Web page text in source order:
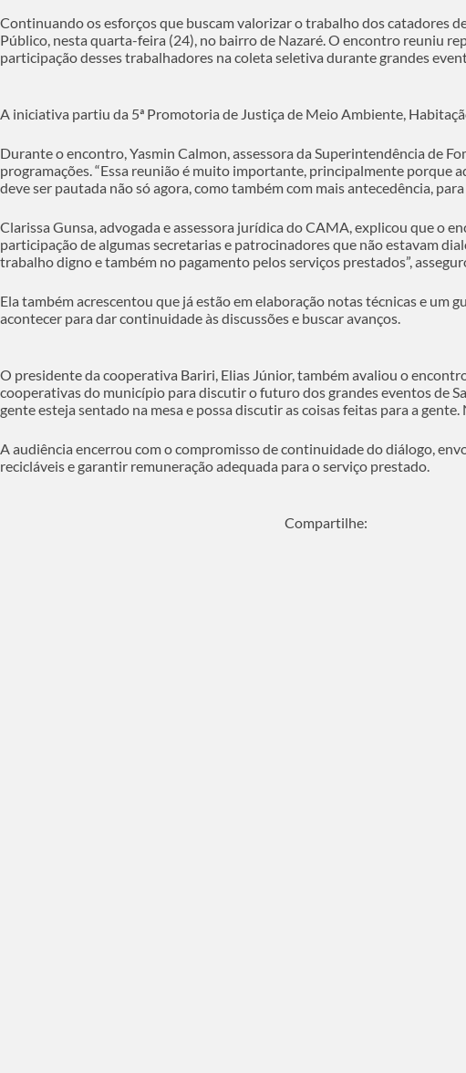
Continuando os esforços que buscam valorizar o trabalho dos catadores
Público, nesta quarta-feira (24), no bairro de Nazaré. O encontro reuniu
participação desses trabalhadores na coleta seletiva durante grandes
A iniciativa partiu da 5ª Promotoria de Justiça de Meio Ambiente,
Durante o encontro, Yasmin Calmon, assessora da Superintendência de
programações. “Essa reunião é muito importante, principalmente porque
deve ser pautada não só agora, como também com mais antecedência,
Clarissa Gunsa, advogada e assessora jurídica do CAMA, explicou que o
participação de algumas secretarias e patrocinadores que não estavam
trabalho digno e também no pagamento pelos serviços prestados”,
Ela também acrescentou que já estão em elaboração notas técnicas e um
acontecer para dar continuidade às discussões e buscar avanços.
O presidente da cooperativa Bariri, Elias Júnior, também avaliou o
cooperativas do município para discutir o futuro dos grandes eventos de
gente esteja sentado na mesa e possa discutir as coisas feitas para a
A audiência encerrou com o compromisso de continuidade do diálogo,
recicláveis e garantir remuneração adequada para o serviço prestado.
Compartilhe: